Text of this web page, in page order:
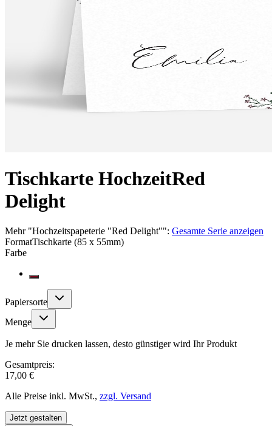
Tischkarte HochzeitRed
Delight
Mehr"Hochzeitspapeterie "Red Delight"": Gesamte Serie anzeigen
FormatTischkarte (85 x 55mm)
Farbe
Papiersorte
Menge
Je mehr Sie drucken lassen, desto günstiger wird Ihr Produkt
Gesamtpreis:
17,00 €
Alle Preise inkl. MwSt., zzgl. Versand
Jetzt gestalten